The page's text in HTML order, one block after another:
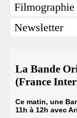
Filmographie
Newsletter
La Bande
(France
Ce matin, une
11h à 12h avec